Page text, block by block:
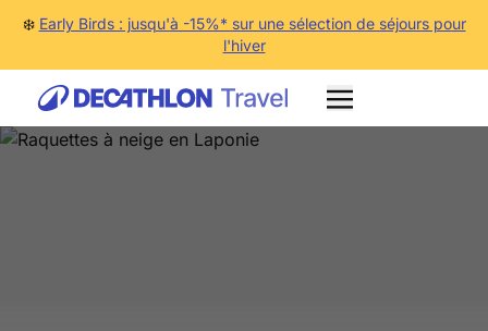
❄️ Early Birds : jusqu'à -15%* sur une sélection de séjours pour
l'hiver